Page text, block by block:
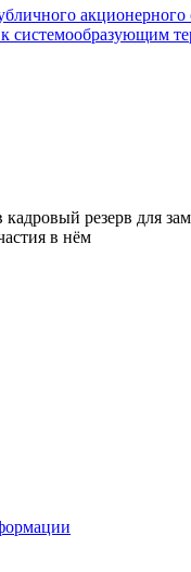
системообразующим
резерв для
в нём